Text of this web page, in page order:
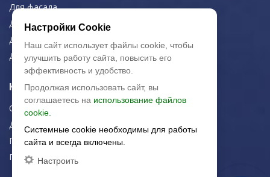
Для фасада
Для дома/офиса
Для МОП
Для улицы
Керамическая плитка
Строительная плитка
Для дома/офиса
Плитка для стен
Плитка для пола
Настройки Cookie
Наш сайт использует файлы cookie, чтобы
улучшить работу сайта, повысить его
эффективность и удобство.
Продолжая использовать сайт, вы
соглашаетесь на использование файлов
cookie.
Системные cookie необходимы для работы
сайта и всегда включены.
Настроить